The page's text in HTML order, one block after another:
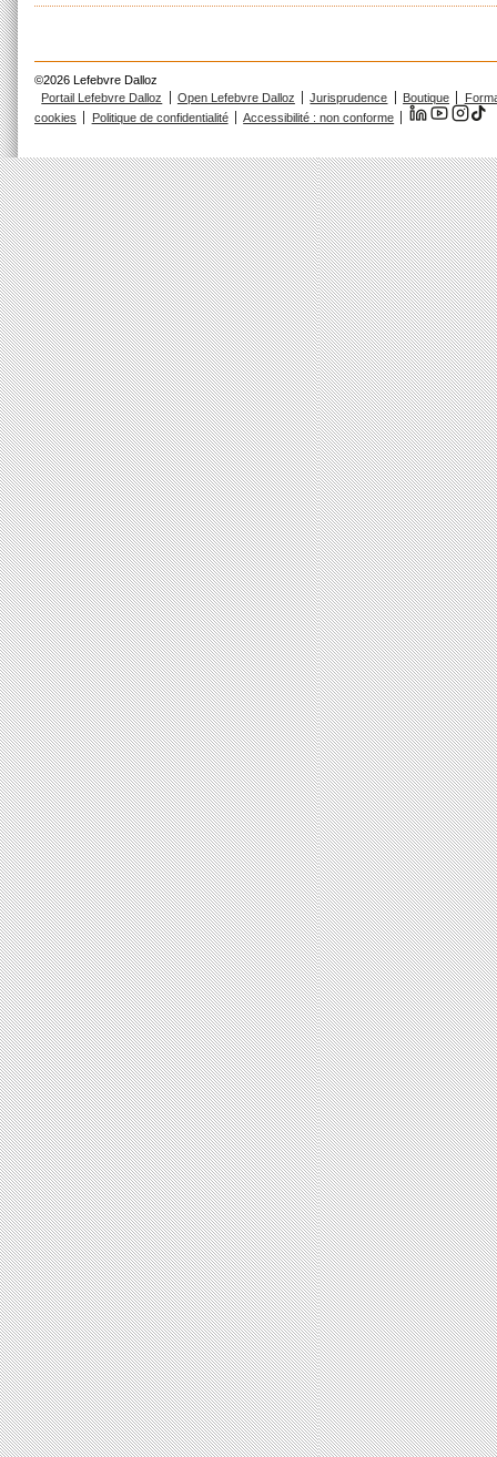
©2026 Lefebvre Dalloz
Portail Lefebvre Dalloz
Open Lefebvre Dalloz Jurisprudence Boutique
cookies
Politique de confidentialité Accessibilité : non conforme